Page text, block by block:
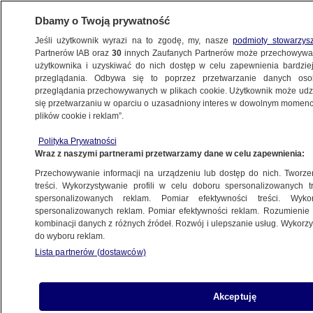
ŚWIAT
agresję. Wspólną deklaracje zablokowały
Rosja i Chiny
25.02.2023, 17:06
Udostępnij
Dbamy o Twoją prywatność
Jeśli użytkownik wyrazi na to zgodę, my, naszepodmioty
Partnerów IAB oraz30 innych Zaufanych Partnerów może
użytkownika i uzyskiwać do nich dostęp w celu zapewnienia
przeglądania. Odbywa się to poprzez przetwarzanie danych
przeglądania przechowywanych w plikach cookie. Użytkownik może
się przetwarzaniu w oparciu o uzasadniony interes w dowolnym
plików cookie i reklam”.
Polityka Prywatności
Wraz z naszymi partnerami przetwarzamy dane w celu zapewnienia:
Przechowywanie informacji na urządzeniu lub dostęp do nich.
treści. Wykorzystywanie profili w celu doboru spersonalizowanych
spersonalizowanych reklam. Pomiar efektywności treści.
spersonalizowanych reklam. Pomiar efektywności reklam.
kombinacji danych z różnych źródeł. Rozwój i ulepszanie usług.
do wyboru reklam.
Lista partnerów (dostawców)
Akceptuję